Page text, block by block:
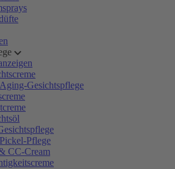
Gesichtspflege
Pflege
CC-Cream